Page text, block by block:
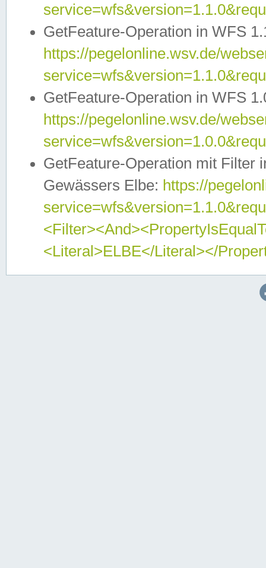
GetFeature-Operation in WFS
https://pegelonline.wsv.de/
GetFeature-Operation in WFS
https://pegelonline.wsv.de/
GetFeature-Operation mit Filter
Gewässers Elbe: https://
<Literal>ELBE</Literal></